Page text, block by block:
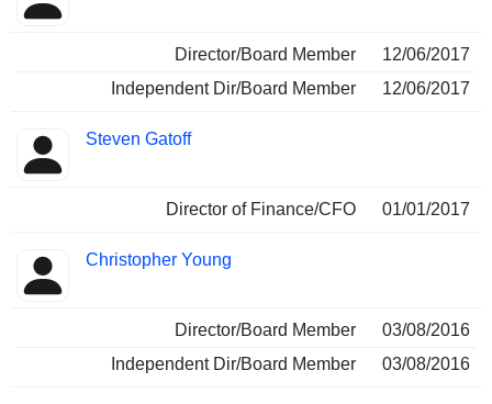
Director/Board Member
12/06/2017
Independent Dir/Board Member
12/06/2017
Steven Gatoff
Director of Finance/CFO 01/01/2017
Christopher Young
Director/Board Member
03/08/2016
Independent Dir/Board Member
03/08/2016